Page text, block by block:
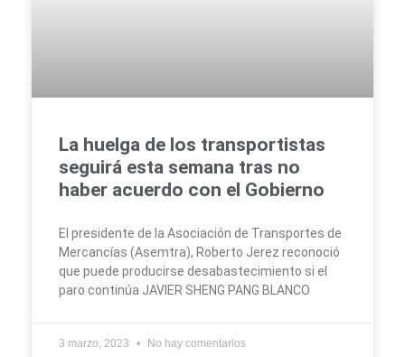
La huelga de los transportistas
seguirá esta semana tras no
haber acuerdo con el Gobierno
El presidente de la Asociación de Transportes de
Mercancías (Asemtra), Roberto Jerez reconoció
que puede producirse desabastecimiento si el
paro continúa JAVIER SHENG PANG BLANCO
3 marzo, 2023 No hay comentarios